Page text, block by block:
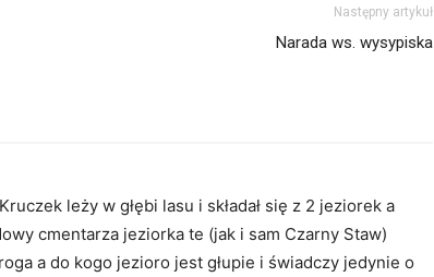
Następny artykuł
Narada ws. wysypiska
leży w głębi lasu i składał się z 2 jeziorek a
cmentarza jeziorka te (jak i sam Czarny Staw)
a do kogo jezioro jest głupie i świadczy jedynie o